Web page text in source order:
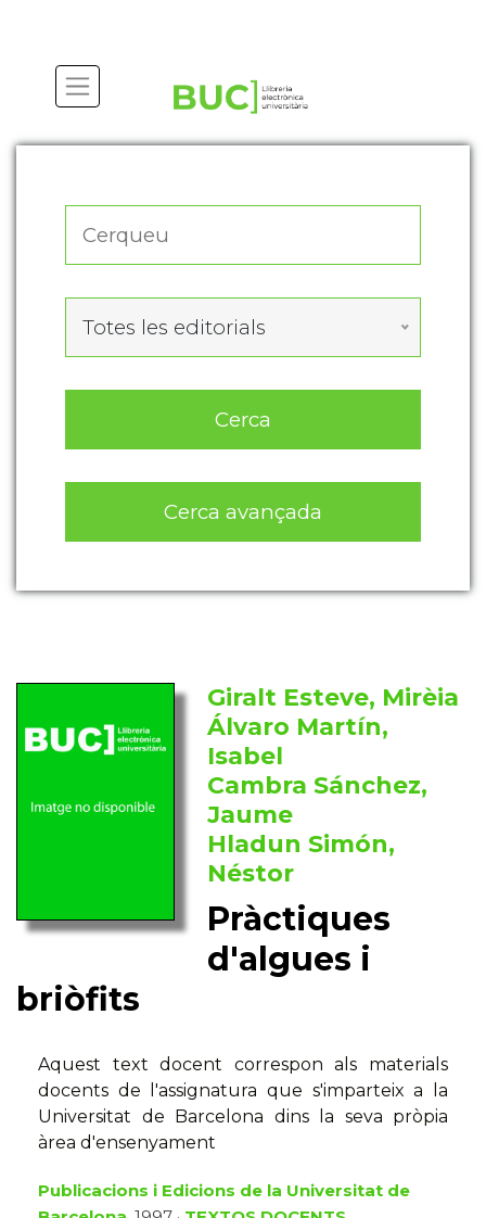
Totes les editorials
Cerca
Cerca avançada
Giralt Esteve, Mirèia
Álvaro Martín,
Isabel
Cambra Sánchez,
Jaume
Hladun Simón,
Néstor
Pràctiques
d'algues i
briòfits
Aquest text docent correspon als materials
docents de l'assignatura que s'imparteix a la
Universitat de Barcelona dins la seva pròpia
àrea d'ensenyament
Publicacions i Edicions de la Universitat de